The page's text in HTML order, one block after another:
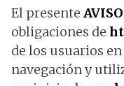
El presente
obligaciones de
de los usuarios
navegación y